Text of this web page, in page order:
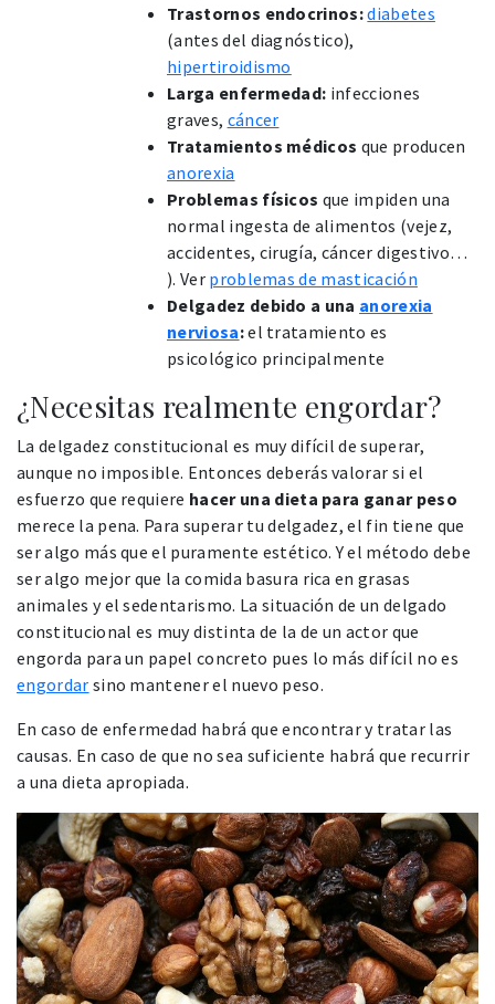
Trastornos endocrinos:diabetes
(antes del diagnóstico),
hipertiroidismo
Larga enfermedad: infecciones
graves, cáncer
Tratamientos médicos que producen
anorexia
Problemas físicos que impiden una
normal ingesta de alimentos (vejez,
accidentes, cirugía, cáncer digestivo…
). Ver problemas de masticación
Delgadez debido a una anorexia
nerviosa:el tratamiento es
psicológico principalmente
¿Necesitas realmente engordar?
La delgadez constitucional es muy difícil de superar,
aunque no imposible. Entonces deberás valorar si el
esfuerzo que requiere hacer una dieta para ganar peso
merece la pena. Para superar tu delgadez, el fin tiene que
ser algo más que el puramente estético. Y el método debe
ser algo mejor que la comida basura rica en grasas
animales y el sedentarismo. La situación de un delgado
constitucional es muy distinta de la de un actor que
engorda para un papel concreto pues lo más difícil no es
engordar sino mantener el nuevo peso.
En caso de enfermedad habrá que encontrar y tratar las
causas. En caso de que no sea suficiente habrá que recurrir
a una dieta apropiada.